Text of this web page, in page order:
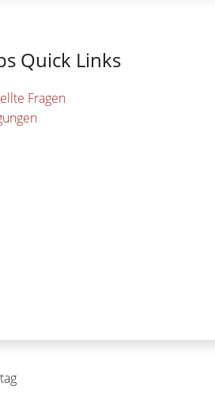
Quick Links
Fragen